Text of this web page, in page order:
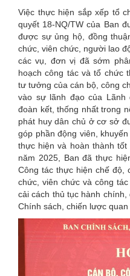
Việc thực hiện sắp xếp tổ
quyết 18-NQ/TW của Ban
được sự ủng hộ, đồng
chức, viên chức, người lao
các vụ, đơn vị đã sớm
hoạch công tác và tổ chức
tư tưởng của cán bộ, công
vào sự lãnh đạo của
đoàn kết, thống nhất trong
phát huy dân chủ ở cơ sở
góp phần động viên,
thực hiện và hoàn thành
năm 2025, Ban đã thực
Công tác thực hiện chế độ,
chức, viên chức và công
cải cách thủ tục hành
Chính sách, chiến lược